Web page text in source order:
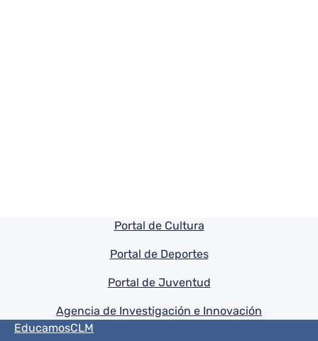
Pie de pagina información
Portal de Cultura
Portal de Deportes
Portal de Juventud
Agencia de Investigación e Innovación
Menú del pie
EducamosCLM